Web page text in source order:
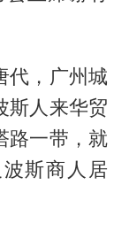
代，广州城
斯人来华贸
路一带，就
斯商人居